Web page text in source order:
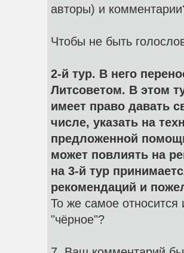
авторы) и
Чтобы не быть
2-й тур. В него
Литсоветом. В этом
имеет право давать
числе, указать на
предложенной
может повлиять на
на 3-й тур
рекомендаций и
То же самое относится
"чёрное"?